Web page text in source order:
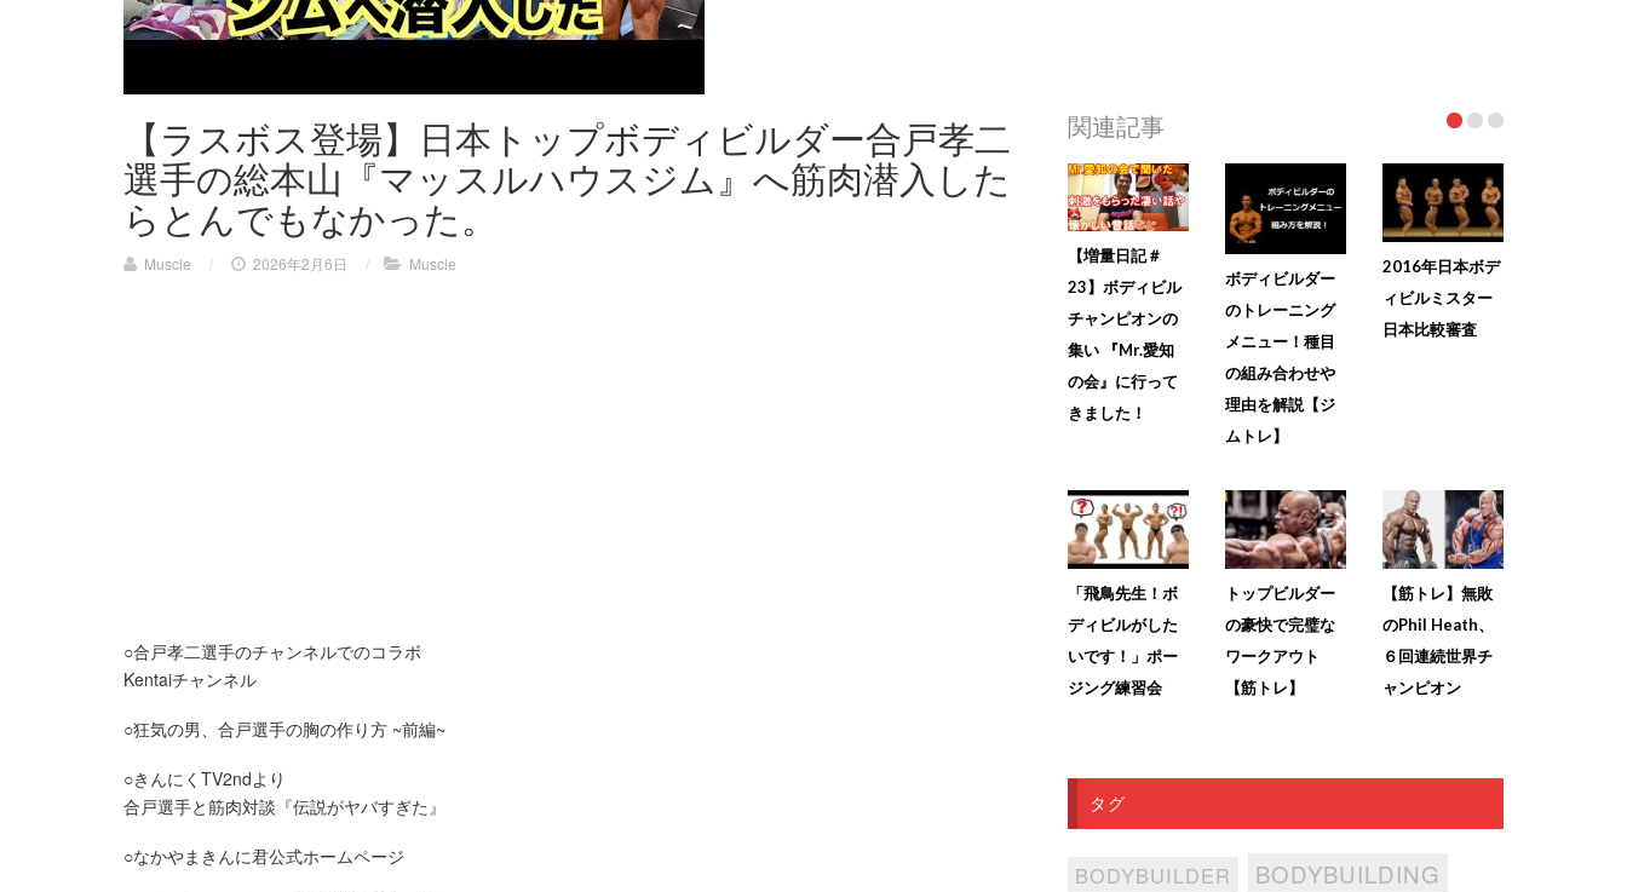
【ラスボス登場】日本トップボディビルダー合戸孝二
選手の総本山『マッスルハウスジム』へ筋肉潜入した
らとんでもなかった。
Muscle / 2026年2月6日 / Muscle
○合戸孝二選手のチャンネルでのコラボ
Kentaiチャンネル
○狂気の男、合戸選手の胸の作り方 ~前編~
○きんにくTV2ndより
合戸選手と筋肉対談『伝説がヤバすぎた』
○なかやまきんに君公式ホームページ
関連記事
【増量日記＃
23】ボディビル
チャンピオンの
集い 『Mr.愛知
の会』に行って
きました！
ボディビルダー
のトレーニング
メニュー！種目
の組み合わせや
理由を解説【ジ
ムトレ】
2016年日本ボデ
ィビルミスター
日本比較審査
「飛鳥先生！ボ
ディビルがした
いです！」ポー
ジング練習会
トップビルダー
の豪快で完璧な
ワークアウト
【筋トレ】
【筋トレ】無敗
のPhil Heath、
６回連続世界チ
ャンピオン
タグ
BODYBUILDER BODYBUILDING